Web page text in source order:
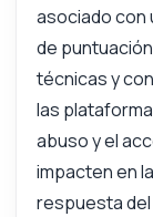
asociado con
de
técnicas y
las
abuso y el
impacten en
respuesta